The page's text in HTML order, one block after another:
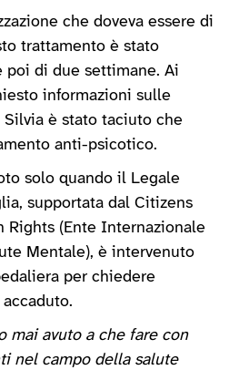
che doveva essere di
trattamento è stato
poi di due settimane. Ai
informazioni sulle
è stato taciuto che
anti-psicotico.
solo quando il Legale
supportata dal Citizens
Rights (Ente Internazionale
Mentale), è intervenuto
per chiedere
mai avuto a che fare con
nel campo della salute